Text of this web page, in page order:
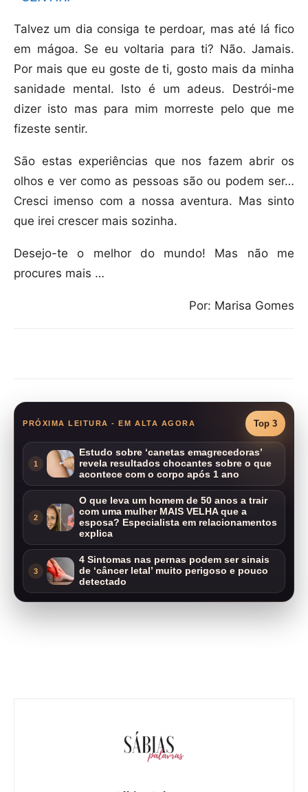
Talvez um dia consiga te perdoar, mas até lá fico
em mágoa. Se eu voltaria para ti? Não. Jamais.
Por mais que eu goste de ti, gosto mais da minha
sanidade mental. Isto é um adeus. Destrói-me
dizer isto mas para mim morreste pelo que me
fizeste sentir.
Sāo estas experiências que nos fazem abrir os
olhos e ver como as pessoas são ou podem ser…
Cresci imenso com a nossa aventura. Mas sinto
que irei crescer mais sozinha.
Desejo-te o melhor do mundo! Mas não me
procures mais …
Por: Marisa Gomes
PRÓXIMA LEITURA - EM ALTA AGORA Top 3
1
Estudo sobre ‘canetas emagrecedoras’
revela resultados chocantes sobre o que
acontece com o corpo após 1 ano
2
O que leva um homem de 50 anos a trair
com uma mulher MAIS VELHA que a
esposa? Especialista em relacionamentos
explica
3
4 Sintomas nas pernas podem ser sinais
de ‘câncer letal’ muito perigoso e pouco
detectado